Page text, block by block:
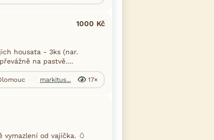
1000 Kč
housata - 3ks (nar.
na pastvě....
markitus... 17×
od vajíčka. 🥚